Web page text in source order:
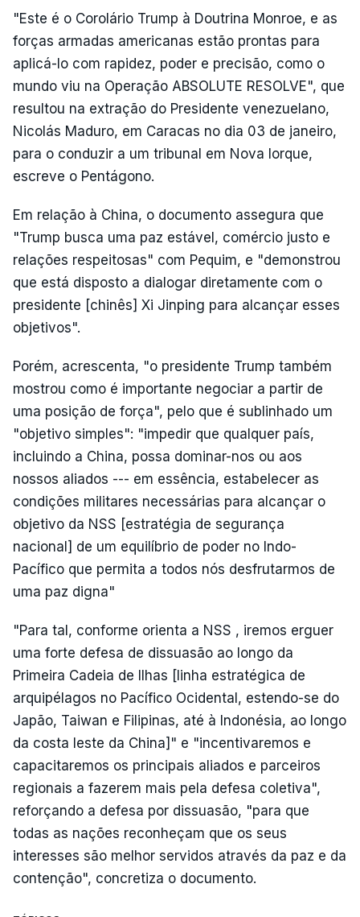
"Este é o Corolário Trump à Doutrina Monroe, e as
forças armadas americanas estão prontas para
aplicá-lo com rapidez, poder e precisão, como o
mundo viu na Operação ABSOLUTE RESOLVE", que
resultou na extração do Presidente venezuelano,
Nicolás Maduro, em Caracas no dia 03 de janeiro,
para o conduzir a um tribunal em Nova Iorque,
escreve o Pentágono.
Em relação à China, o documento assegura que
"Trump busca uma paz estável, comércio justo e
relações respeitosas" com Pequim, e "demonstrou
que está disposto a dialogar diretamente com o
presidente [chinês] Xi Jinping para alcançar esses
objetivos".
Porém, acrescenta, "o presidente Trump também
mostrou como é importante negociar a partir de
uma posição de força", pelo que é sublinhado um
"objetivo simples": "impedir que qualquer país,
incluindo a China, possa dominar-nos ou aos
nossos aliados --- em essência, estabelecer as
condições militares necessárias para alcançar o
objetivo da NSS [estratégia de segurança
nacional] de um equilíbrio de poder no Indo-
Pacífico que permita a todos nós desfrutarmos de
uma paz digna"
"Para tal, conforme orienta a NSS , iremos erguer
uma forte defesa de dissuasão ao longo da
Primeira Cadeia de Ilhas [linha estratégica de
arquipélagos no Pacífico Ocidental, estendo-se do
Japão, Taiwan e Filipinas, até à Indonésia, ao longo
da costa leste da China]" e "incentivaremos e
capacitaremos os principais aliados e parceiros
regionais a fazerem mais pela defesa coletiva",
reforçando a defesa por dissuasão, "para que
todas as nações reconheçam que os seus
interesses são melhor servidos através da paz e da
contenção", concretiza o documento.